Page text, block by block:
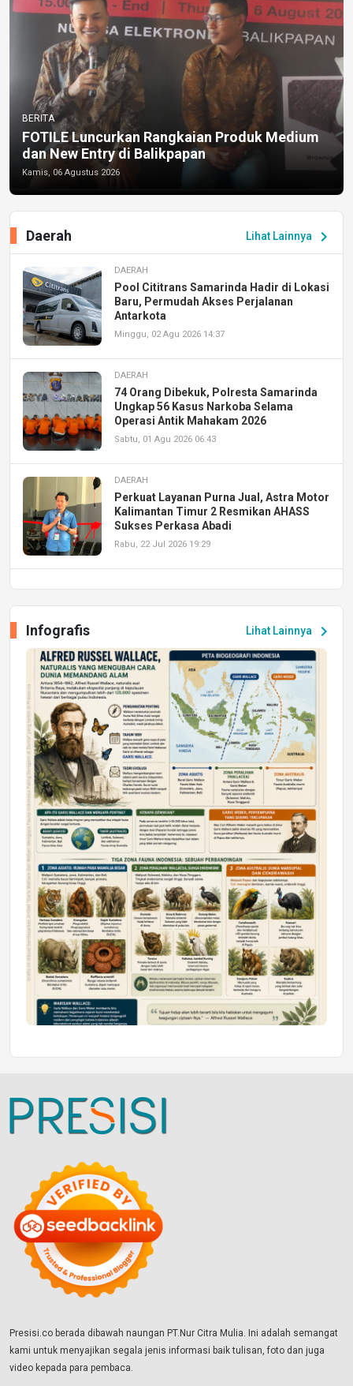
BERITA
FOTILE Luncurkan Rangkaian Produk Medium
dan New Entry di Balikpapan
Kamis, 06 Agustus 2026
Lihat Lainnya chevron_right
Daerah
DAERAH
Pool Cititrans Samarinda Hadir di Lokasi
Baru, Permudah Akses Perjalanan
Antarkota
Minggu, 02 Agu 2026 14:37
DAERAH
74 Orang Dibekuk, Polresta Samarinda
Ungkap 56 Kasus Narkoba Selama
Operasi Antik Mahakam 2026
Sabtu, 01 Agu 2026 06:43
DAERAH
Perkuat Layanan Purna Jual, Astra Motor
Kalimantan Timur 2 Resmikan AHASS
Sukses Perkasa Abadi
Rabu, 22 Jul 2026 19:29
Peluang Kerja dan Magang
Jumat, 17 Jul 2026 22:30
DAERAH
Astra Motor Kalimantan Timur 2 Dukung
Mahasiswa Samarinda dalam Astra
Honda SDGs Future Leaders 2026
Jumat, 10 Jul 2026 19:01
Lihat Lainnya chevron_right
Infografis
Presisi.co berada dibawah naungan PT.Nur Citra Mulia. Ini adalah semangat
kami untuk menyajikan segala jenis informasi baik tulisan, foto dan juga
video kepada para pembaca.